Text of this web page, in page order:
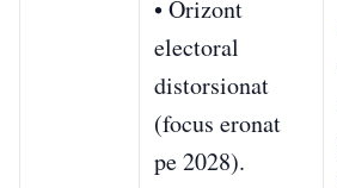
• Orizont
electoral
distorsionat
(focus eronat
pe 2028).